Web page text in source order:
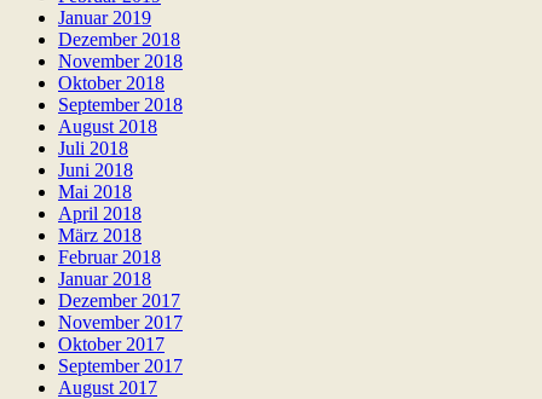
Januar 2019
Dezember 2018
November 2018
Oktober 2018
September 2018
August 2018
Juli 2018
Juni 2018
Mai 2018
April 2018
März 2018
Februar 2018
Januar 2018
Dezember 2017
November 2017
Oktober 2017
September 2017
August 2017